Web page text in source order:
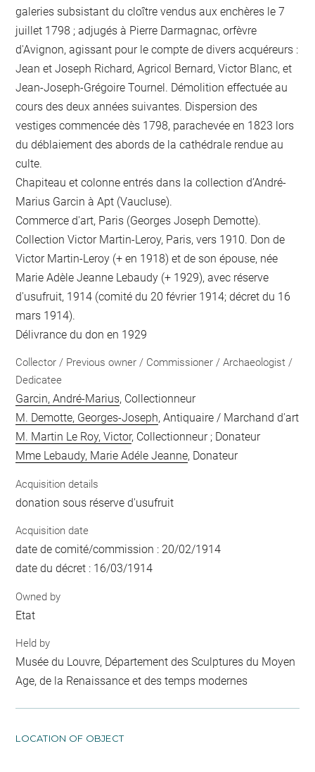
galeries subsistant du cloître vendus aux enchères le 7
juillet 1798 ; adjugés à Pierre Darmagnac, orfèvre
d'Avignon, agissant pour le compte de divers acquéreurs :
Jean et Joseph Richard, Agricol Bernard, Victor Blanc, et
Jean-Joseph-Grégoire Tournel. Démolition effectuée au
cours des deux années suivantes. Dispersion des
vestiges commencée dès 1798, parachevée en 1823 lors
du déblaiement des abords de la cathédrale rendue au
culte.
Chapiteau et colonne entrés dans la collection d’André-
Marius Garcin à Apt (Vaucluse).
Commerce d'art, Paris (Georges Joseph Demotte).
Collection Victor Martin-Leroy, Paris, vers 1910. Don de
Victor Martin-Leroy (+ en 1918) et de son épouse, née
Marie Adèle Jeanne Lebaudy (+ 1929), avec réserve
d'usufruit, 1914 (comité du 20 février 1914; décret du 16
mars 1914).
Délivrance du don en 1929
Collector / Previous owner / Commissioner / Archaeologist /
Dedicatee
Garcin, André-Marius, Collectionneur
M. Demotte, Georges-Joseph, Antiquaire / Marchand d'art
M. Martin Le Roy, Victor, Collectionneur ; Donateur
Mme Lebaudy, Marie Adéle Jeanne, Donateur
Acquisition details
donation sous réserve d'usufruit
Acquisition date
date de comité/commission : 20/02/1914
date du décret : 16/03/1914
Owned by
Etat
Held by
Musée du Louvre, Département des Sculptures du Moyen
Age, de la Renaissance et des temps modernes
LOCATION OF OBJECT